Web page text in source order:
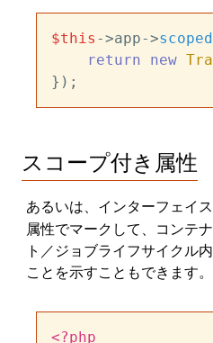
$this ->app->
return
new
スコープ付き属性
あるいは、インターフェイ
属性でマークして、コンテ
ト／ジョブライフサイクル
ことを示すこともできます。
<?php